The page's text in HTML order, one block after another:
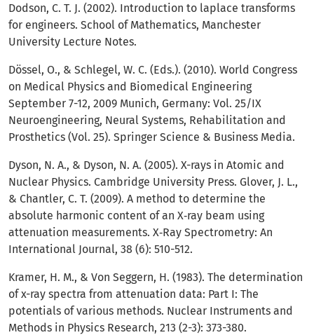
Dodson, C. T. J. (2002). Introduction to laplace transforms
for engineers. School of Mathematics, Manchester
University Lecture Notes.
Dössel, O., & Schlegel, W. C. (Eds.). (2010). World Congress
on Medical Physics and Biomedical Engineering
September 7-12, 2009 Munich, Germany: Vol. 25/IX
Neuroengineering, Neural Systems, Rehabilitation and
Prosthetics (Vol. 25). Springer Science & Business Media.
Dyson, N. A., & Dyson, N. A. (2005). X-rays in Atomic and
Nuclear Physics. Cambridge University Press. Glover, J. L.,
& Chantler, C. T. (2009). A method to determine the
absolute harmonic content of an X‐ray beam using
attenuation measurements. X‐Ray Spectrometry: An
International Journal, 38 (6): 510-512.
Kramer, H. M., & Von Seggern, H. (1983). The determination
of x-ray spectra from attenuation data: Part I: The
potentials of various methods. Nuclear Instruments and
Methods in Physics Research, 213 (2-3): 373-380.